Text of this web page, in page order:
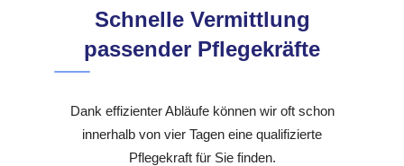
Schnelle Vermittlung
passender Pflegekräfte
Dank effizienter Abläufe können wir oft schon
innerhalb von vier Tagen eine qualifizierte
Pflegekraft für Sie finden.